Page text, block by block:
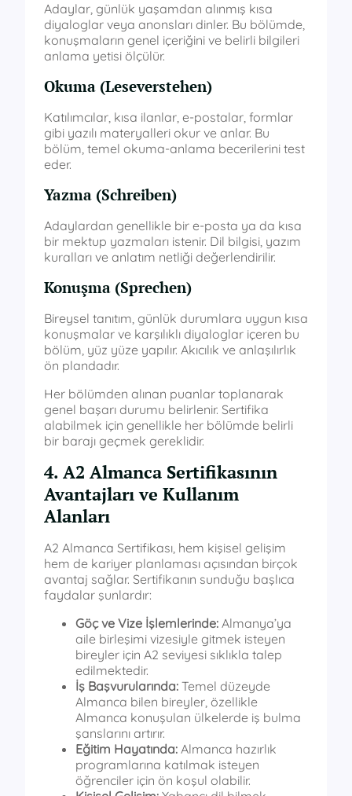
Adaylar, günlük yaşamdan alınmış kısa
diyaloglar veya anonsları dinler. Bu bölümde,
konuşmaların genel içeriğini ve belirli bilgileri
anlama yetisi ölçülür.
Okuma (Leseverstehen)
Katılımcılar, kısa ilanlar, e-postalar, formlar
gibi yazılı materyalleri okur ve anlar. Bu
bölüm, temel okuma-anlama becerilerini test
eder.
Yazma (Schreiben)
Adaylardan genellikle bir e-posta ya da kısa
bir mektup yazmaları istenir. Dil bilgisi, yazım
kuralları ve anlatım netliği değerlendirilir.
Konuşma (Sprechen)
Bireysel tanıtım, günlük durumlara uygun kısa
konuşmalar ve karşılıklı diyaloglar içeren bu
bölüm, yüz yüze yapılır. Akıcılık ve anlaşılırlık
ön plandadır.
Her bölümden alınan puanlar toplanarak
genel başarı durumu belirlenir. Sertifika
alabilmek için genellikle her bölümde belirli
bir barajı geçmek gereklidir.
4. A2 Almanca Sertifikasının
Avantajları ve Kullanım
Alanları
A2 Almanca Sertifikası, hem kişisel gelişim
hem de kariyer planlaması açısından birçok
avantaj sağlar. Sertifikanın sunduğu başlıca
faydalar şunlardır:
Göç ve Vize İşlemlerinde: Almanya’ya
aile birleşimi vizesiyle gitmek isteyen
bireyler için A2 seviyesi sıklıkla talep
edilmektedir.
İş Başvurularında: Temel düzeyde
Almanca bilen bireyler, özellikle
Almanca konuşulan ülkelerde iş bulma
şanslarını artırır.
Eğitim Hayatında: Almanca hazırlık
programlarına katılmak isteyen
öğrenciler için ön koşul olabilir.